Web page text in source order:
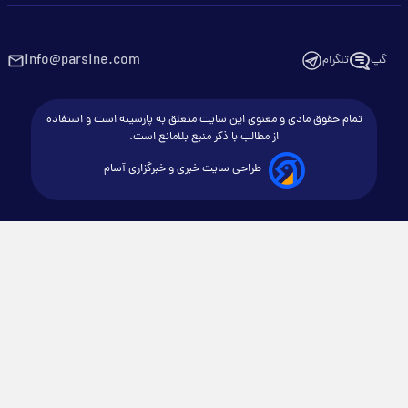
گپ تلگرام info@parsine.com
تمام حقوق مادی و معنوی این سایت متعلق به پارسینه است و استفاده
از مطالب با ذکر منبع بلامانع است.
طراحی سایت خبری و خبرگزاری آسام